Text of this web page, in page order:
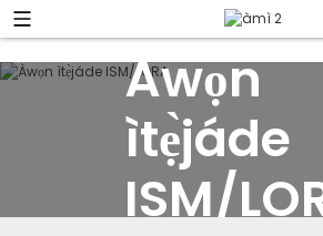
Àwọn
ìtẹ̀jáde
ISM/